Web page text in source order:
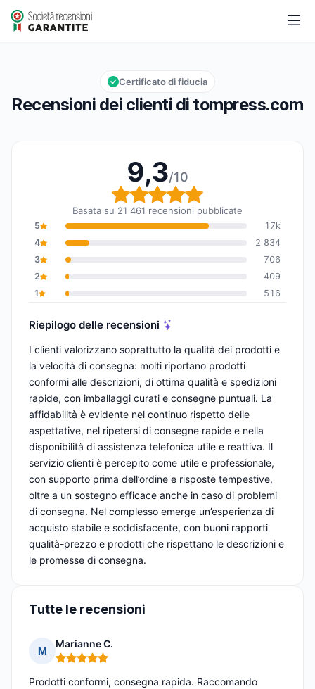
tompress.com
Valutazione globale: 9,3 su 10
9,3/10
Recensioni dei clienti di tompress.com
Certificato di fiducia
9,3/10
Valutazione globale:
Basata su 21 461 recensioni pubblicate
5
17k
4
2 834
3
706
2
409
1
516
Riepilogo delle recensioni
I clienti valorizzano soprattutto la qualità dei prodotti e
la velocità di consegna: molti riportano prodotti
conformi alle descrizioni, di ottima qualità e spedizioni
rapide, con imballaggi curati e consegne puntuali. La
affidabilità è evidente nel continuo rispetto delle
aspettative, nel ripetersi di consegne rapide e nella
disponibilità di assistenza telefonica utile e reattiva. Il
servizio clienti è percepito come utile e professionale,
con supporto prima dell’ordine e risposte tempestive,
oltre a un sostegno efficace anche in caso di problemi
di consegna. Nel complesso emerge un’esperienza di
acquisto stabile e soddisfacente, con buoni rapporti
qualità-prezzo e prodotti che rispettano le descrizioni e
le promesse di consegna.
Tutte le recensioni
M
Marianne C.
Nota: 5 su 5
Prodotti conformi, consegna rapida. Raccomando